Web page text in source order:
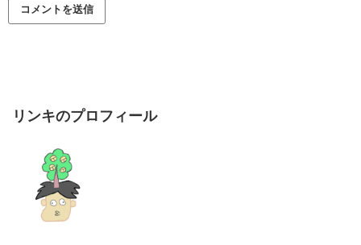
リンキのプロフィール